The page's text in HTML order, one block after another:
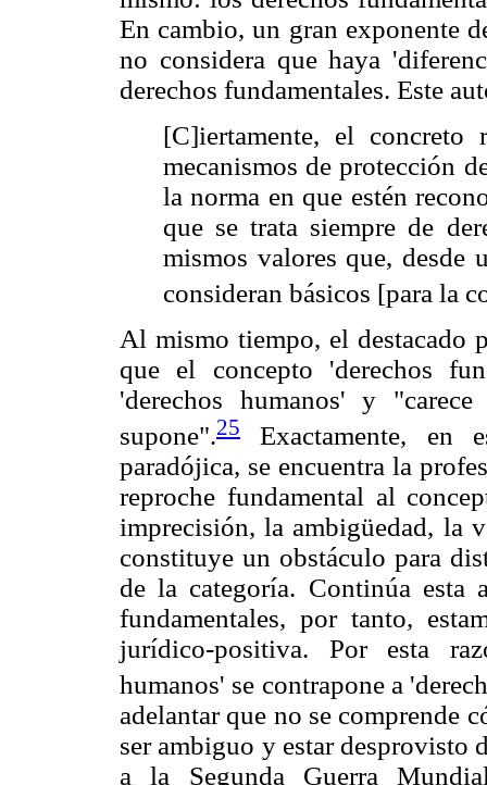
En cambio, un gran exponente
no considera que haya
derechos fundamentales. Este
[C]iertamente, el
mecanismos de protección
la norma en que estén
que se trata siempre de
mismos valores que,
consideran básicos [para la
Al mismo tiempo, el destacado
que el concepto 'derechos
'derechos humanos' y
supone".25
Exactamente, en
paradójica, se encuentra la
reproche fundamental al
imprecisión, la ambigüedad, la
constituye un obstáculo para
de la categoría. Continúa esta
fundamentales, por tanto,
jurídico-positiva. Por esta
humanos' se contrapone a
adelantar que no se comprende
ser ambiguo y estar desprovisto
a la Segunda Guerra